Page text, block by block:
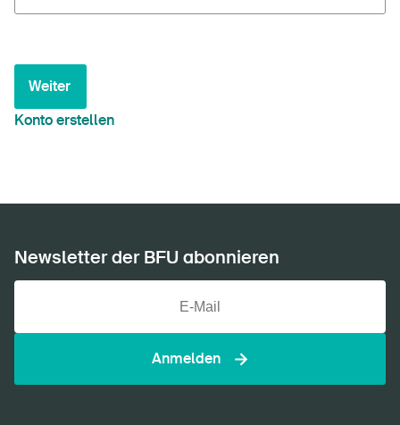
Weiter
Konto erstellen
Newsletter der BFU abonnieren
Anmelden